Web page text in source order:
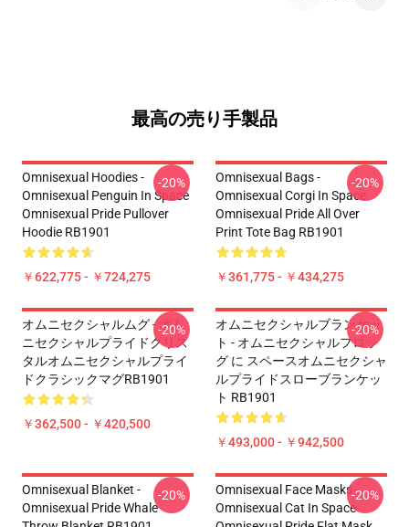
最高の売り手製品
Omnisexual Hoodies -
Omnisexual Penguin In Space
Omnisexual Pride Pullover
Hoodie RB1901
￥622,775 - ￥724,275
-20%
Omnisexual Bags -
Omnisexual Corgi In Space
Omnisexual Pride All Over
Print Tote Bag RB1901
￥361,775 - ￥434,275
-20%
オムニセクシャルムグ - オム
ニセクシャルプライドクリス
タルオムニセクシャルプライ
ドクラシックマグRB1901
￥362,500 - ￥420,500
-20%
オムニセクシャルブランケッ
ト - オムニセクシャルフロッ
グ に スペースオムニセクシャ
ルプライドスローブランケッ
ト RB1901
￥493,000 - ￥942,500
-20%
Omnisexual Blanket -
Omnisexual Pride Whale
-20%
Omnisexual Face Masks -
Omnisexual Cat In Space
-20%